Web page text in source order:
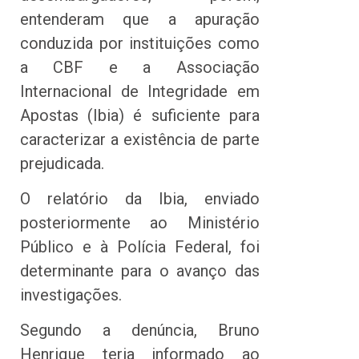
entenderam que a apuração
conduzida por instituições como
a CBF e a Associação
Internacional de Integridade em
Apostas (Ibia) é suficiente para
caracterizar a existência de parte
prejudicada.
O relatório da Ibia, enviado
posteriormente ao Ministério
Público e à Polícia Federal, foi
determinante para o avanço das
investigações.
Segundo a denúncia, Bruno
Henrique teria informado ao